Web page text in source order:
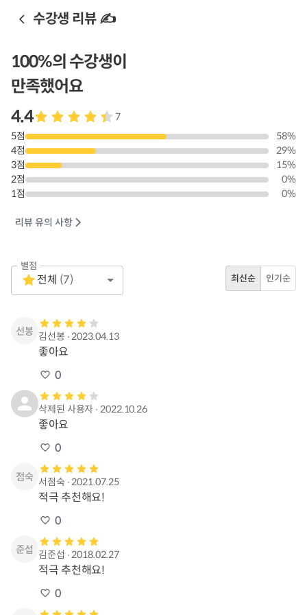
수강생 리뷰 ✍️
100%의 수강생이
만족했어요
4.4
7
5점 58%
4점 29%
3점 15%
2점 0%
1점 0%
리뷰 유의 사항
별점
1 Star
Empty
전체 (7) 최신순 인기순
김선봉 ∙2023.04.13
좋아요
0
삭제된 사용자 ∙2022.10.26
좋아요
0
서점숙 ∙2021.07.25
적극 추천해요!
0
김준섭 ∙2018.02.27
적극 추천해요!
0